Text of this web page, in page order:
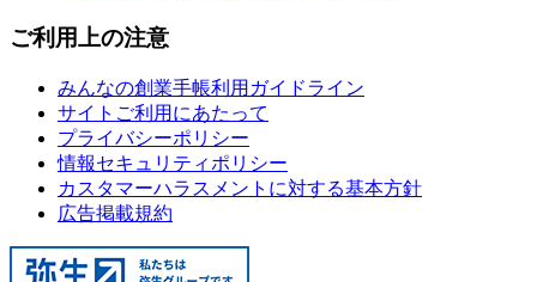
ご利用上の注意
みんなの創業手帳利用ガイドライン
サイトご利用にあたって
プライバシーポリシー
情報セキュリティポリシー
カスタマーハラスメントに対する基本方針
広告掲載規約